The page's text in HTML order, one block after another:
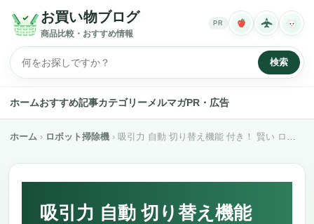
お買い物ブログ
商品比較・おすすめ情報
検索
PR
ホームおすすめ記事カテゴリーメルマガPR・広告
ホーム ロボット掃除機 吸引力 自動 切り替え機能 付き！ 賢い ロボット掃除機 おすすめ19選
吸引力 自動 切り替え機能